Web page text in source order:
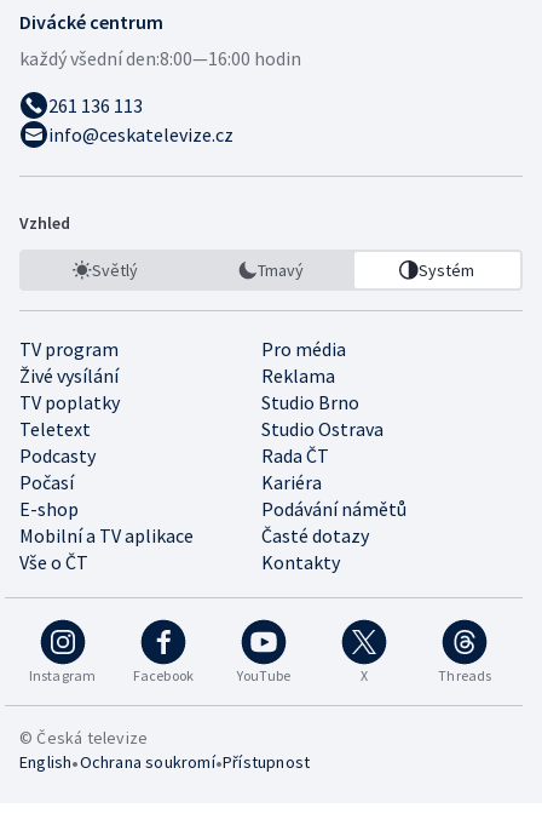
Divácké centrum
každý všední den:8:00—16:00 hodin
261 136 113
info@ceskatelevize.cz
Vzhled
Světlý Tmavý Systém
TV program
Pro média
Živé vysílání
Reklama
TV poplatky
Studio Brno
Teletext
Studio Ostrava
Podcasty
Rada ČT
Počasí
Kariéra
E-shop
Podávání námětů
Mobilní a TV aplikace
Časté dotazy
Vše o ČT
Kontakty
Instagram Facebook YouTube X Threads
© Česká televize
English•Ochrana soukromí•Přístupnost